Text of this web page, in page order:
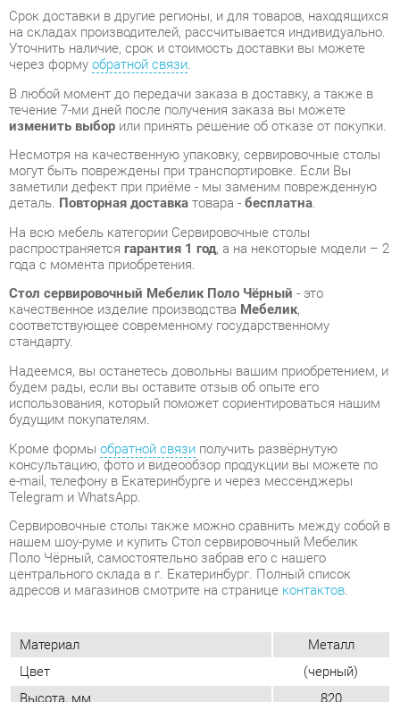
В любой момент до передачи заказа в доставку, а также в
течение 7-ми дней после получения заказа вы можете
изменить выборили принять решение об отказе от покупки.
Несмотря на качественную упаковку, сервировочные столы
заметили дефект при приёме - мы заменим поврежденную
деталь.Повторная доставкатовара -бесплатна.
распространяетсягарантия 1 год, а на некоторые модели – 2
года с момента приобретения.
Стол сервировочный Мебелик Поло Чёрный- это
соответствующее современному государственному
стандарту.
Надеемся, вы останетесь довольны вашим приобретением, и
будем рады, если вы оставите отзыв об опыте его
использования, который поможет сориентироваться нашим
будущим покупателям.
Кроме формы
консультацию, фото и видеообзор продукции вы можете по
e-mail, телефону в Екатеринбурге и через мессенджеры
Telegram и WhatsApp.
Сервировочные столы также можно сравнить между собой в
нашем шоу-руме и купить Стол сервировочный Мебелик
Поло Чёрный, самостоятельно забрав его с нашего
центрального склада в г. Екатеринбург. Полный список
адресов и магазинов смотрите на страницеконтактов.
Материал
Металл
Цвет
(черный)
Высота, мм
820
Глубина, мм
750
Вес упаковок, кг
13
Объем упаковок, м3
0.037